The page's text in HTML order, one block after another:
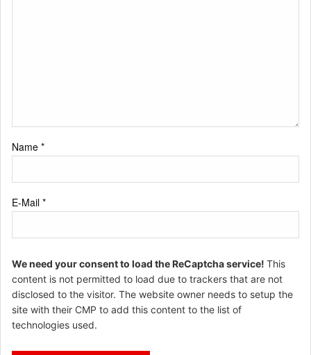
Name *
E-Mail *
We need your consent to load the ReCaptcha service! This
content is not permitted to load due to trackers that are not
disclosed to the visitor. The website owner needs to setup the
site with their CMP to add this content to the list of
technologies used.